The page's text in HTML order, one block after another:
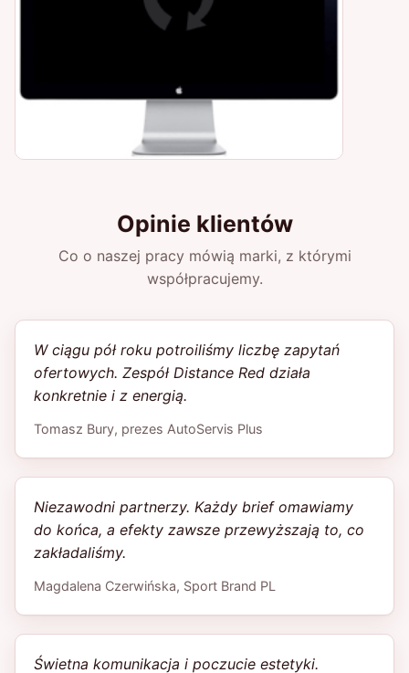
Opinie klientów
Co o naszej pracy mówią marki, z którymi
współpracujemy.
W ciągu pół roku potroiliśmy liczbę zapytań
ofertowych. Zespół Distance Red działa
konkretnie i z energią.
Tomasz Bury, prezes AutoServis Plus
Niezawodni partnerzy. Każdy brief omawiamy
do końca, a efekty zawsze przewyższają to, co
zakładaliśmy.
Magdalena Czerwińska, Sport Brand PL
Świetna komunikacja i poczucie estetyki.